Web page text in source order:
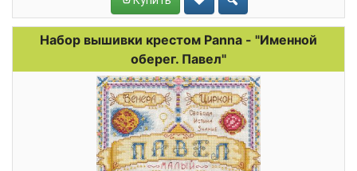
Набор вышивки крестом Panna - "Именной
оберег. Павел"